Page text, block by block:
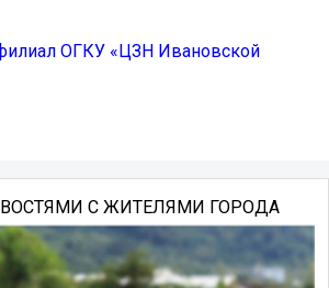
ОГКУ «ЦЗН Ивановской
С ЖИТЕЛЯМИ ГОРОДА